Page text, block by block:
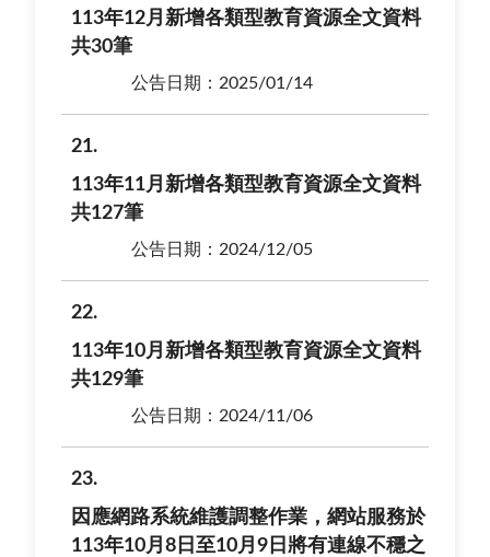
113年12月新增各類型教育資源全文資料
共30筆
公告日期：2025/01/14
21
113年11月新增各類型教育資源全文資料
共127筆
公告日期：2024/12/05
22
113年10月新增各類型教育資源全文資料
共129筆
公告日期：2024/11/06
23
因應網路系統維護調整作業，網站服務於
113年10月8日至10月9日將有連線不穩之